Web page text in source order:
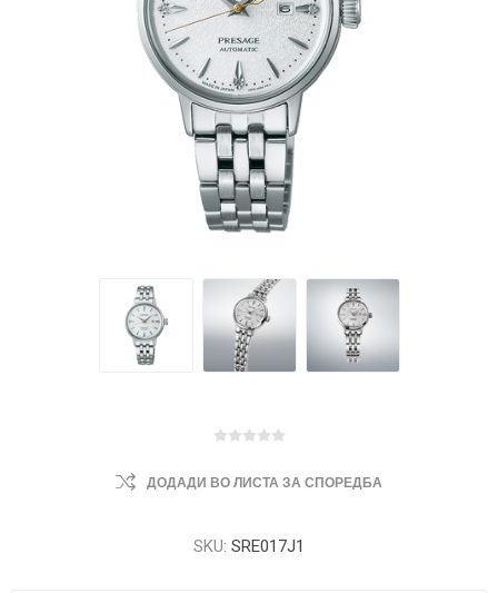
ДОДАДИ ВО ЛИСТА ЗА СПОРЕДБА
SKU: SRE017J1